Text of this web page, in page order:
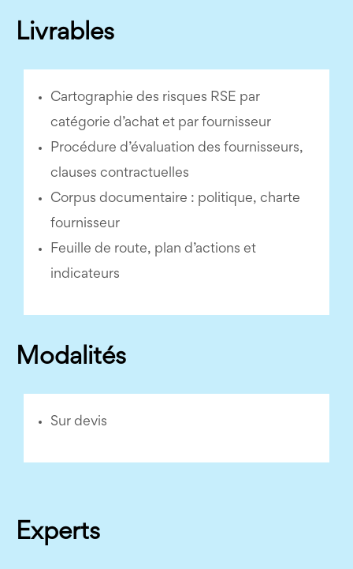
Livrables
Cartographie des risques RSE par
catégorie d’achat et par fournisseur
Procédure d’évaluation des fournisseurs,
clauses contractuelles
Corpus documentaire : politique, charte
fournisseur
Feuille de route, plan d’actions et
indicateurs
Modalités
Sur devis
Experts